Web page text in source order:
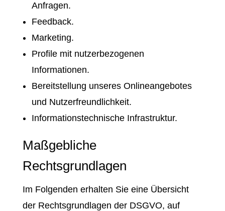
Anfragen.
Feedback.
Marketing.
Profile mit nutzerbezogenen
Informationen.
Bereitstellung unseres Onlineangebotes
und Nutzerfreundlichkeit.
Informationstechnische Infrastruktur.
Maßgebliche
Rechtsgrundlagen
Im Folgenden erhalten Sie eine Übersicht
der Rechtsgrundlagen der DSGVO, auf